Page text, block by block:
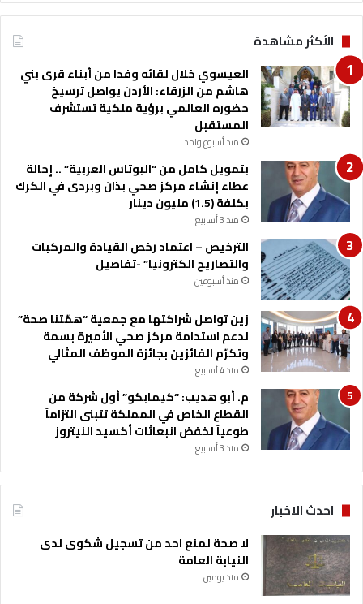
ل
م
ل
ك
ة
ا
ل
م
ر
ا
ك
ز
و
ا
ل
م
س
ت
ش
ف
ي
ا
ت
الأكثر مشاهدة
العيسوي خلال لقائه وفدا من أبناء قرى بني
هاشم من الزرقاء: الأردن يواصل ترسيخ
حضوره العالمي برؤية ملكية تستشرف
المستقبل
منذ أسبوع واحد
بتمويل كامل من “البوتاس العربية” .. إحالة
عطاء إنشاء مركز صحي بذان وبردى في الكرك
بكلفة (1.5) مليون دينار
منذ 3 أسابيع
الترخيص – اعتماد رخص القيادة والمركبات
والتصاريح الكترونيا” -تفاصيل
منذ أسبوعين
زين تواصل شراكتها مع جمعية “همّتنا صحة”
لدعم استدامة مركز صحي الأميرة بسمة
وتكرّم الفائزين بجائزة الموظف المثالي
منذ 4 أسابيع
م. أبو هديب: “كيمابكو” أول شركة من
القطاع الخاص في المملكة تتبنى التزاماً
طوعياً لخفض انبعاثات أكسيد النيتروز
منذ 3 أسابيع
احدث الاخبار
لا صحة لمنع احد من تسجيل شكوى لدى
النيابة العامة
منذ يومين